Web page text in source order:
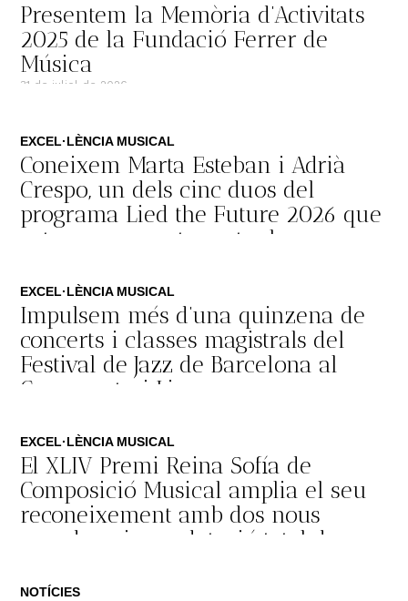
Presentem la Memòria d’Activitats
2025 de la Fundació Ferrer de
Música
31 de juliol de 2026
EXCEL·LÈNCIA MUSICAL
Coneixem Marta Esteban i Adrià
Crespo, un dels cinc duos del
programa Lied the Future 2026 que
actuaran aquest agost a la
29 de juliol de 2026
EXCEL·LÈNCIA MUSICAL
Impulsem més d’una quinzena de
concerts i classes magistrals del
Festival de Jazz de Barcelona al
Conservatori Liceu
EXCEL·LÈNCIA MUSICAL
El XLIV Premi Reina Sofía de
Composició Musical amplia el seu
reconeixement amb dos nous
guardons i una dotació total de
9 de juliol de 2026
NOTÍCIES